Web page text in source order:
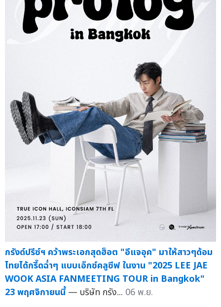
กรังด์ปรีซ์ฯ คว้าพระเอกสุดฮ็อต "อีแจอุค" มาให้สาวๆด้อม
ไทยได้กรี๊ดฉ่ำๆ แบบเอ็กซ์คลูซีฟ ในงาน "2025 LEE JAE
WOOK ASIA FANMEETING TOUR in Bangkok"
23 พฤศจิกายนนี้ — บริษัท กรัง... 06 พ.ย.